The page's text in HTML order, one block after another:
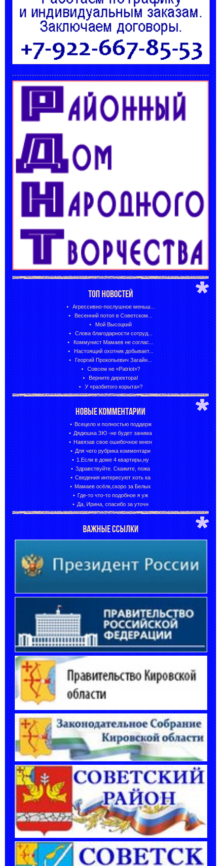
ТОП НОВОСТЕЙ
Агрессивно-послушное меньш...
Весенний потоп в Советском...
Мой Высоцкий
Слова благодарности сотруд...
Коммунист Мамаев не соглас...
Настоящий охотник добывает...
Георгий Прокопьевич Загайн...
Совсем не «Patriot»?
Верните директора!
У «разбитого корыта»?
НОВЫЕ КОММЕНТАРИИ
Всецело и полностью поддерж
Дядюшка ЗЮ -не будет занима
Навязав свое ошибочное мнен
Для чего рубрика комментари
1.Если в доме 4 квартиры,ну
Здравствуйте. Скажите, пожа
Сведения интересуют хоть ка
Мамаев осёлк,скоро за Белых
Где-то что-то подобное я уж
Да, Ирина, спасибо за уточн
ВАЖНЫЕ ССЫЛКИ